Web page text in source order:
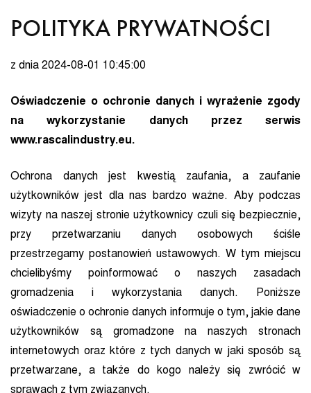
POLITYKA PRYWATNOŚCI
z dnia 2024-08-01 10:45:00
Oświadczenie o ochronie danych i wyrażenie zgody
na wykorzystanie danych przez serwis
www.rascalindustry.eu.
Ochrona danych jest kwestią zaufania, a zaufanie
użytkowników jest dla nas bardzo ważne. Aby podczas
wizyty na naszej stronie użytkownicy czuli się bezpiecznie,
przy przetwarzaniu danych osobowych ściśle
przestrzegamy postanowień ustawowych. W tym miejscu
chcielibyśmy poinformować o naszych zasadach
gromadzenia i wykorzystania danych. Poniższe
oświadczenie o ochronie danych informuje o tym, jakie dane
użytkowników są gromadzone na naszych stronach
internetowych oraz które z tych danych w jaki sposób są
przetwarzane, a także do kogo należy się zwrócić w
sprawach z tym związanych.